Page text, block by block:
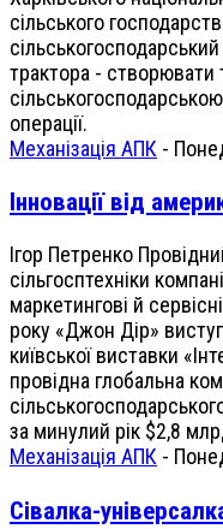
сільського
трактора - створювати
операції.
Механізація АПК -
Інновації від
Ігор Петренко
сільгосптехніки
маркетингові й
року «Джон Дір»
київської виставки
провідна глобальна
за минулий рік $2,8
Механізація АПК -
Сівалка-